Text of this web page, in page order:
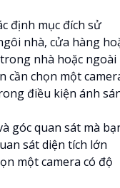
định mục đích sử
nhà, cửa hàng
nhà hoặc ngoài
cần chọn một
điều kiện ánh
góc quan sát mà
sát diện tích lớn
một camera có độ